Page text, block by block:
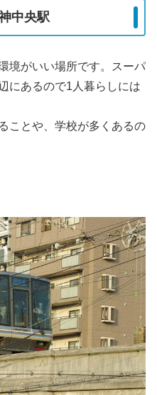
中央駅
境がいい場所です。スーパ
にあるので1人暮らしには
ことや、学校が多くあるの